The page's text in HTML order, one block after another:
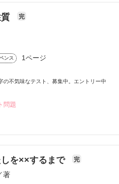
完
ンス 1ページ
の不気味なテスト、募集中。エントリー中
問題
を××するまで 完
著